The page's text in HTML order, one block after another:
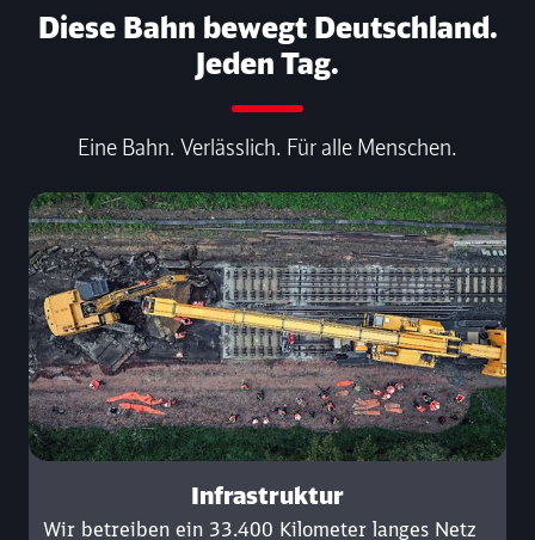
Diese Bahn bewegt Deutschland.
Jeden Tag.
Eine Bahn. Verlässlich. Für alle Menschen.
Infrastruktur
Wir betreiben ein 33.400 Kilometer langes Netz